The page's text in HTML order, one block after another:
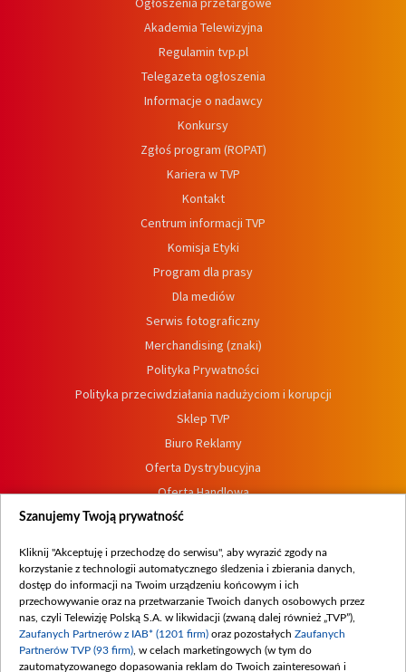
Akademia Telewizyjna
Regulamin tvp.pl
Telegazeta ogłoszenia
Informacje o nadawcy
Konkursy
Zgłoś program (ROPAT)
Kariera w TVP
Kontakt
Centrum informacji TVP
Komisja Etyki
Program dla prasy
Dla mediów
Serwis fotograficzny
Merchandising (znaki)
Polityka Prywatności
Polityka przeciwdziałania nadużyciom i korupcji
Sklep TVP
Biuro Reklamy
Oferta Dystrybucyjna
Oferta Handlowa
Dostępność
Procedura zgłoszeń wewnętrznych
Szanujemy Twoją prywatność
Kliknij "Akceptuję i przechodzę do serwisu", aby wyrazić zgody na
korzystanie z technologii automatycznego śledzenia i zbierania danych,
dostęp do informacji na Twoim urządzeniu końcowym i ich
przechowywanie oraz na przetwarzanie Twoich danych osobowych przez
nas, czyli Telewizję Polską S.A. w likwidacji (zwaną dalej również „TVP”),
Zaufanych Partnerów z IAB* (1201 firm) oraz pozostałych Zaufanych
Partnerów TVP (93 firm) , w celach marketingowych (w tym do
zautomatyzowanego dopasowania reklam do Twoich zainteresowań i